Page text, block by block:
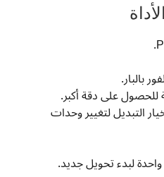
بالبار.
للحصول على دقة أكبر.
التبديل لتغيير وحدات
لبدء تحويل جديد.